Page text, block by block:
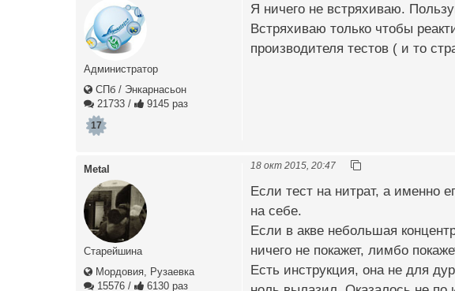
Администратор
СПб / Энкарнасьон
21733 / 9145 раз
17
Я ничего не встряхиваю.
Встряхиваю только чтобы
производителя тестов ( и то
Metal
Старейшина
Мордовия, Рузаевка
15576 / 6130 раз
18 окт 2015, 20:47
Если тест на нитрат, а именно
на себе.
Если в акве небольшая
ничего не покажет, лимбо
Есть инструкция, она не для